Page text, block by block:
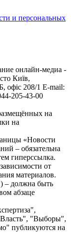
и персональных
онлайн-медиа -
Київ,
208/1 E-mail:
205-43-00
на
на
«Новости
– обязательна
гиперссылка.
от
материалов.
– должна быть
абзаце
"Выборы",
публикуются на